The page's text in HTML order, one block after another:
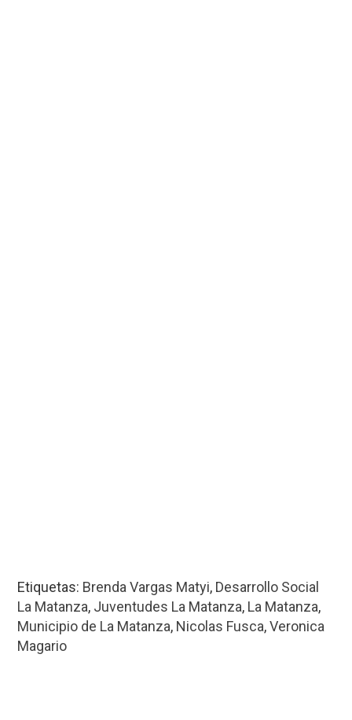
Etiquetas: Brenda Vargas Matyi, Desarrollo Social
La Matanza, Juventudes La Matanza, La Matanza,
Municipio de La Matanza, Nicolas Fusca,Veronica
Magario